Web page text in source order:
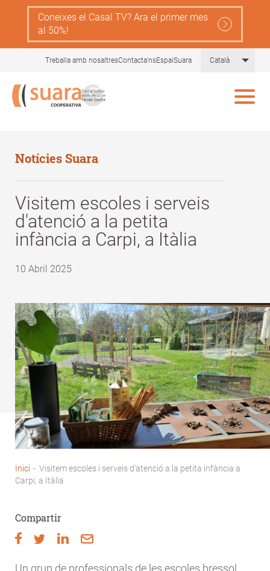
content
Coneixes el Casal TV? Ara el primer mes
al 50%!
Treballa amb nosaltresContacta'nsEspaiSuara Català List
Notícies Suara
Visitem escoles i serveis
d'atenció a la petita
infància a Carpi, a Itàlia
10 Abril 2025
Fil
Inici - Visitem escoles i serveis d'atenció a la petita infància a
Carpi, a Itàlia
Compartir
Un grup de professionals de les escoles bressol